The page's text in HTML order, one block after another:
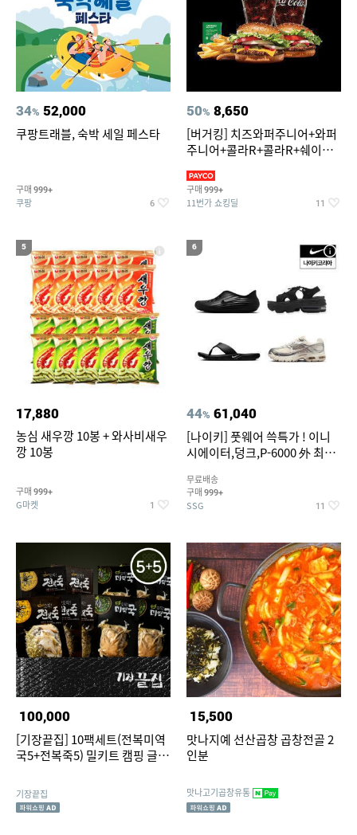
34% 52,000
쿠팡트래블, 숙박 세일 페스타
구매 999+
쿠팡 6
50% 8,650
[버거킹] 치즈와퍼주니어+와퍼
주니어+콜라R+콜라R+쉐이킹
구매 999+
11번가 쇼킹딜 11
5
17,880
농심 새우깡 10봉 + 와사비새우
깡 10봉
구매 999+
G마켓 1
6
44% 61,040
[나이키] 풋웨어 쓱특가 ! 이니
시에이터,덩크,P-6000 外 최대
무료배송
구매 999+
SSG 11
100,000
[기장끝집] 10팩세트(전복미역
국5+전복죽5) 밀키트 캠핑 글램
기장끝집
15,500
맛나지예 선산곱창 곱창전골 2
인분
맛나고기곱창유통